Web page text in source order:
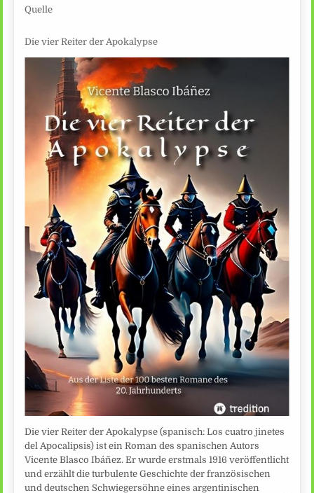
Quelle
Die vier Reiter der Apokalypse
Die vier Reiter der Apokalypse (spanisch: Los cuatro jinetes
del Apocalipsis) ist ein Roman des spanischen Autors
Vicente Blasco Ibáñez. Er wurde erstmals 1916 veröffentlicht
und erzählt die turbulente Geschichte der französischen
und deutschen Schwiegersöhne eines argentinischen